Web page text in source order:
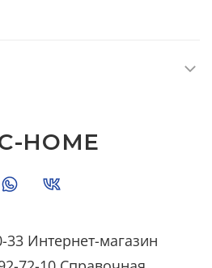
33 Интернет-магазин
HOME